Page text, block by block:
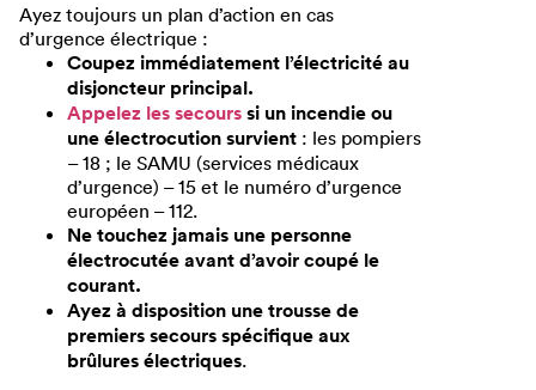
Ayez toujours un plan d’action en cas
d’urgence électrique :
Coupez immédiatement l’électricité au
disjoncteur principal.
Appelez les secourssi un incendie ou
une électrocution survient : les pompiers
– 18 ; le SAMU (services médicaux
d’urgence) – 15 et le numéro d’urgence
européen – 112.
Ne touchez jamais une personne
électrocutée avant d’avoir coupé le
courant.
Ayez à disposition une trousse de
premiers secours spécifique aux
brûlures électriques.